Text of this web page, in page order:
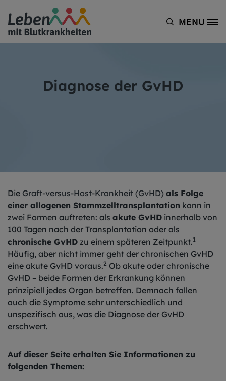
Site Logo MENU
Diagnose der GvHD
Die Graft-versus-Host-Krankheit (GvHD) als Folge
einer allogenen Stammzelltransplantation kann in
zwei Formen auftreten: als akute GvHD innerhalb von
100 Tagen nach der Transplantation oder als
chronische GvHD zu einem späteren Zeitpunkt.1
Häufig, aber nicht immer geht der chronischen GvHD
eine akute GvHD voraus.2 Ob akute oder chronische
GvHD – beide Formen der Erkrankung können
prinzipiell jedes Organ betreffen. Demnach fallen
auch die Symptome sehr unterschiedlich und
unspezifisch aus, was die Diagnose der GvHD
erschwert.
Auf dieser Seite erhalten Sie Informationen zu
folgenden Themen: